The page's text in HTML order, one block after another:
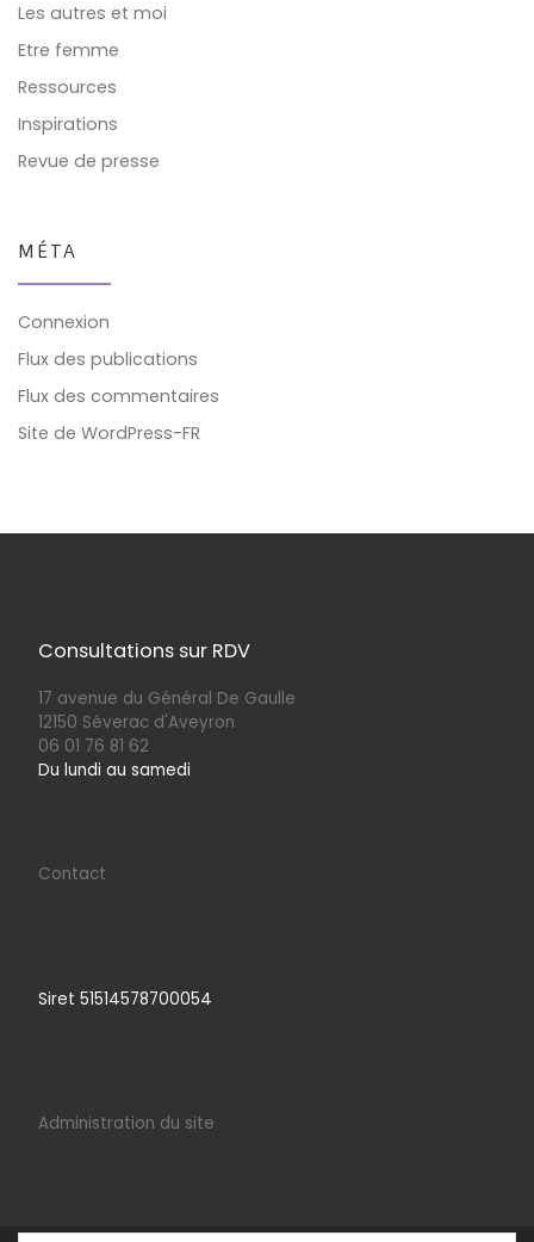
Les autres et moi
Etre femme
Ressources
Inspirations
Revue de presse
MÉTA
Connexion
Flux des publications
Flux des commentaires
Site de WordPress-FR
Consultations sur RDV
17 avenue du Général De Gaulle
12150 Séverac d'Aveyron
06 01 76 81 62
Du lundi au samedi
Contact
Siret 51514578700054
Administration du site